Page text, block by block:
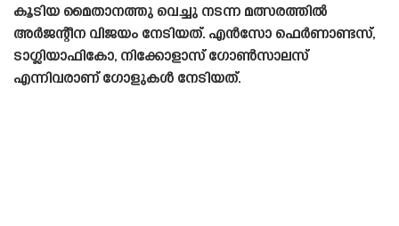
കൂടിയ മൈതാനത്തു വെച്ചു നടന്ന മത്സരത്തിൽ
അർജന്റീന വിജയം നേടിയത്. എൻസോ ഫെർണാണ്ടസ്,
ടാഗ്ലിയാഫികോ, നിക്കോളാസ് ഗോൺസാലസ്
എന്നിവരാണ് ഗോളുകൾ നേടിയത്.